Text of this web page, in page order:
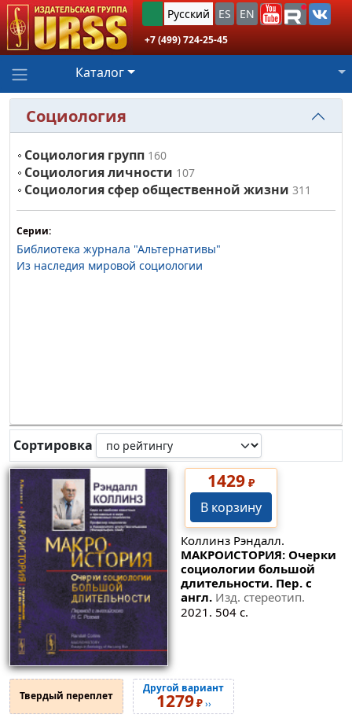
Русский ES EN
+7 (499) 724-25-45
Каталог
Социология
Социология групп 160
Социология личности 107
Социология сфер общественной жизни 311
Серии:
Библиотека журнала "Альтернативы"
Из наследия мировой социологии
Сортировка
1429₽
В корзину
Коллинз Рэндалл.
МАКРОИСТОРИЯ: Очерки
социологии большой
длительности. Пер. с
англ. Изд. стереотип.
2021. 504 с.
Твердый переплет
Другой вариант
1279₽››